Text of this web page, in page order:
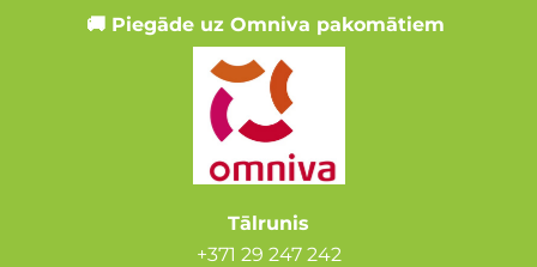
🚚 Piegāde uz Omniva pakomātiem
Tālrunis
+371 29 247 242